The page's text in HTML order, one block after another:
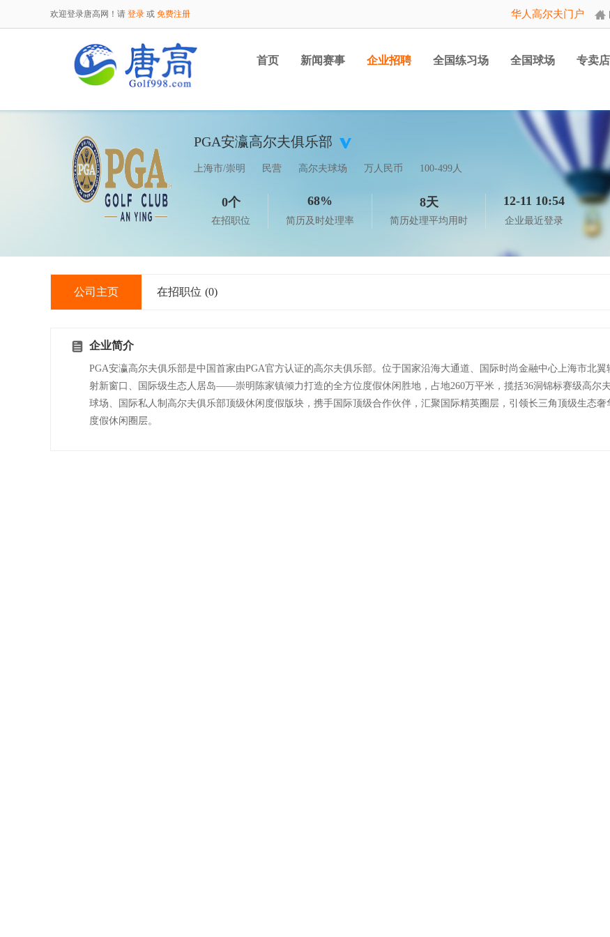
欢迎登录唐高网！请 登录 或 免费注册 华人高尔夫门户
首页 新闻赛事 企业招聘 全国练习场 全国球场 专卖店
PGA安瀛高尔夫俱乐部
上海市/崇明 民营 高尔夫球场 万人民币 100-499人
0个
在招职位
68%
简历及时处理率
8天
简历处理平均用时
12-11 10:54
企业最近登录
公司主页 在招职位 (0)
企业简介
PGA安瀛高尔夫俱乐部是中国首家由PGA官方认证的高尔夫俱乐部。位于国家沿海大通道、国际时尚金融中心上海市北翼
射新窗口、国际级生态人居岛——崇明陈家镇倾力打造的全方位度假休闲胜地，占地260万平米，揽括36洞锦标赛级高尔夫
球场、国际私人制高尔夫俱乐部顶级休闲度假版块，携手国际顶级合作伙伴，汇聚国际精英圈层，引领长三角顶级生态奢
度假休闲圈层。